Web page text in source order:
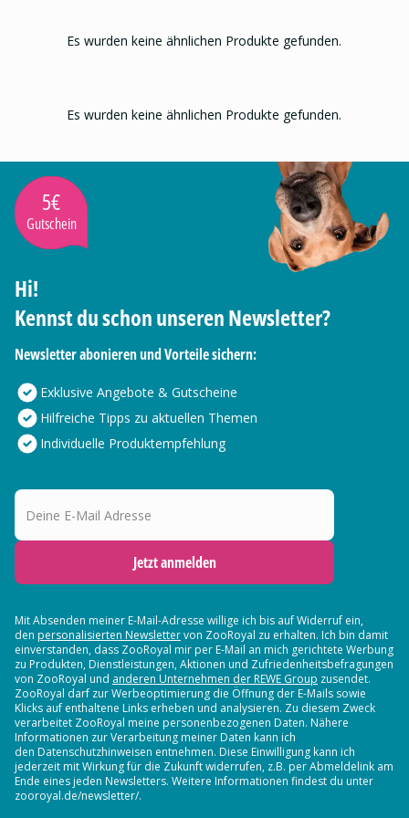
Es wurden keine ähnlichen Produkte gefunden.
Es wurden keine ähnlichen Produkte gefunden.
5€
Gutschein
Hi!
Kennst du schon unseren Newsletter?
Newsletter abonieren und Vorteile sichern:
Exklusive Angebote & Gutscheine
Hilfreiche Tipps zu aktuellen Themen
Individuelle Produktempfehlung
Deine E-Mail Adresse
Jetzt anmelden
Mit Absenden meiner E-Mail-Adresse willige ich bis auf Widerruf ein,
den personalisierten Newslettervon ZooRoyal zu erhalten. Ich bin damit
einverstanden, dass ZooRoyal mir per E-Mail an mich gerichtete Werbung
zu Produkten, Dienstleistungen, Aktionen und Zufriedenheitsbefragungen
von ZooRoyal und anderen Unternehmen der REWE Group zusendet.
ZooRoyal darf zur Werbeoptimierung die Öffnung der E-Mails sowie
Klicks auf enthaltene Links erheben und analysieren. Zu diesem Zweck
verarbeitet ZooRoyal meine personenbezogenen Daten. Nähere
Informationen zur Verarbeitung meiner Daten kann ich
den Datenschutzhinweisen entnehmen. Diese Einwilligung kann ich
jederzeit mit Wirkung für die Zukunft widerrufen, z.B. per Abmeldelink am
Ende eines jeden Newsletters. Weitere Informationen findest du unter
zooroyal.de/newsletter/.